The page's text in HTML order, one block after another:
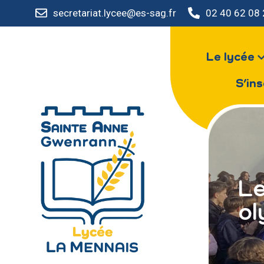
secretariat.lycee@es-sag.fr 02 40 62 08
Le lycée